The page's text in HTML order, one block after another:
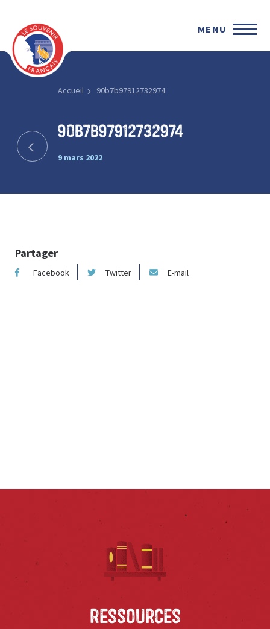
MENU
Accueil 90b7b97912732974
90b7b97912732974
9 mars 2022
Partager
Facebook Twitter E-mail
Ressources